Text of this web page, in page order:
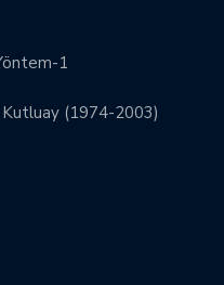
1
Kutluay (1974-2003)